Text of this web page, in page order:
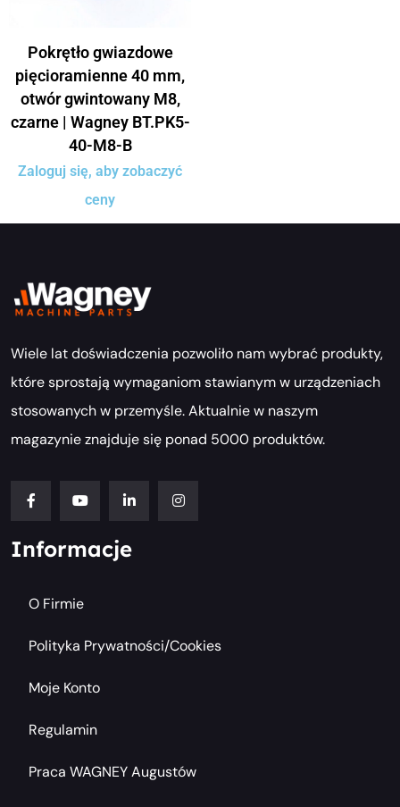
Pokrętło gwiazdowe
pięcioramienne 40 mm,
otwór gwintowany M8,
czarne | Wagney BT.PK5-
40-M8-B
Zaloguj się, aby zobaczyć
ceny
Wiele lat doświadczenia pozwoliło nam wybrać produkty,
które sprostają wymaganiom stawianym w urządzeniach
stosowanych w przemyśle. Aktualnie w naszym
magazynie znajduje się ponad 5000 produktów.
Informacje
O Firmie
Polityka Prywatności/cookies
Moje Konto
Regulamin
Praca WAGNEY Augustów